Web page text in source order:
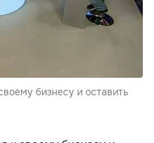
бизнесу и оставить